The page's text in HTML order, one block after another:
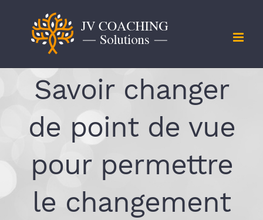
content
Savoir changer
de point de vue
pour permettre
le changement